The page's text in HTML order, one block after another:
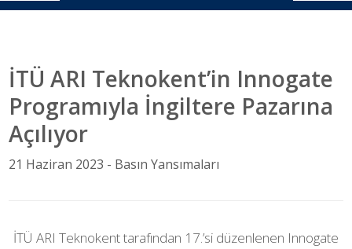
İTÜ ARI Teknokent’in Innogate
Programıyla İngiltere Pazarına
Açılıyor
21 Haziran 2023 - Basın Yansımaları
İTÜ ARI Teknokent tarafından 17.’si düzenlenen Innogate